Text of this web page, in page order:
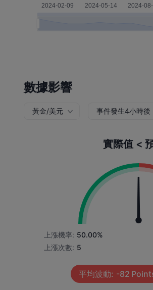
數據影響
黃金/美元 事件發生4小時後
實際值 <
上漲機率: 50.00%
上漲次數: 5
平均波動: -82